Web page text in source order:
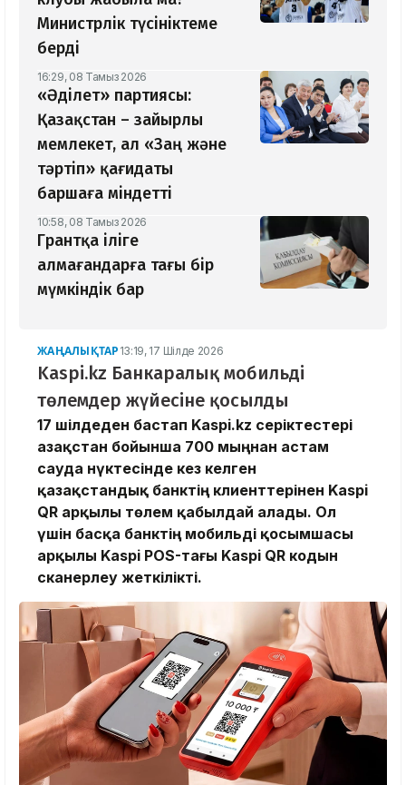
Министрлік түсініктеме
берді
16:29, 08 Тамыз 2026
«Әділет» партиясы:
Қазақстан – зайырлы
мемлекет, ал «Заң және
тәртіп» қағидаты
баршаға міндетті
10:58, 08 Тамыз 2026
Грантқа іліге
алмағандарға тағы бір
мүмкіндік бар
ЖАҢАЛЫҚТАР 13:19, 17 Шілде 2026
Kaspi.kz Банкаралық мобильді
төлемдер жүйесіне қосылды
17 шілдеден бастап Kaspi.kz серіктестері
Қазақстан бойынша 700 мыңнан астам
сауда нүктесінде кез келген
қазақстандық банктің клиенттерінен Kaspi
QR арқылы төлем қабылдай алады. Ол
үшін басқа банктің мобильді қосымшасы
арқылы Kaspi POS-тағы Kaspi QR кодын
сканерлеу жеткілікті.